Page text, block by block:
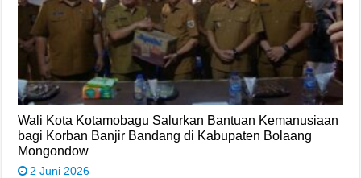
Wali Kota Kotamobagu Salurkan Bantuan Kemanusiaan
bagi Korban Banjir Bandang di Kabupaten Bolaang
Mongondow
2 Juni 2026